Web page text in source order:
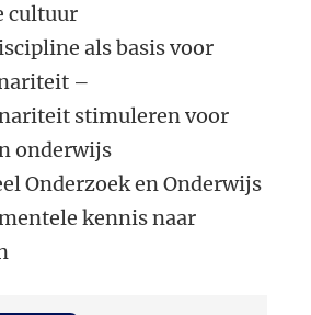
cultuur
als basis voor
–
stimuleren voor
onderwijs
Onderzoek en Onderwijs
kennis naar